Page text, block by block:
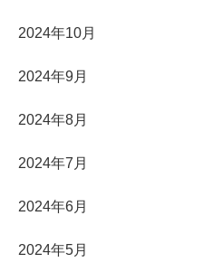
2024年10月
2024年9月
2024年8月
2024年7月
2024年6月
2024年5月